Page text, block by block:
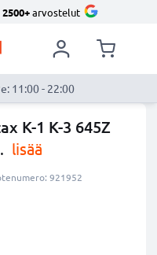
2500+arvostelut
11:00 - 22:00
K-1 K-3 645Z
lisää
921952